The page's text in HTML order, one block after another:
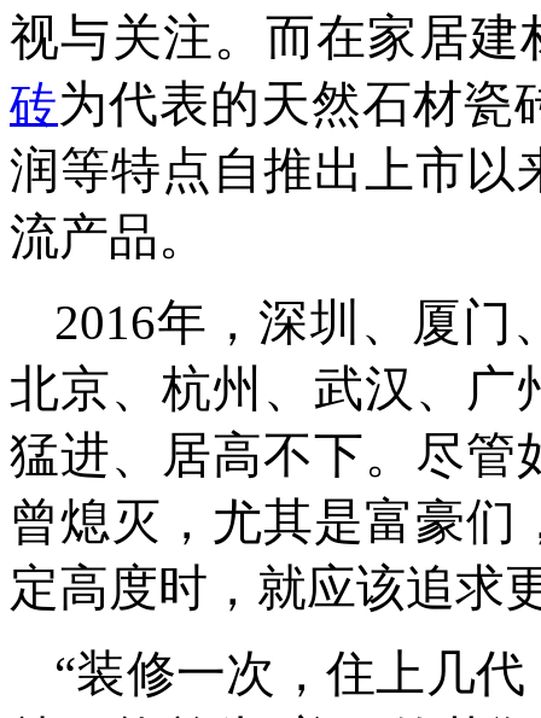
视与关注。而在家居建
砖为代表的天然石材瓷
润等特点自推出上市以
流产品。
2016年，深圳、厦门
北京、杭州、武汉、广
猛进、居高不下。尽管
曾熄灭，尤其是富豪们
定高度时，就应该追求
“装修一次，住上几